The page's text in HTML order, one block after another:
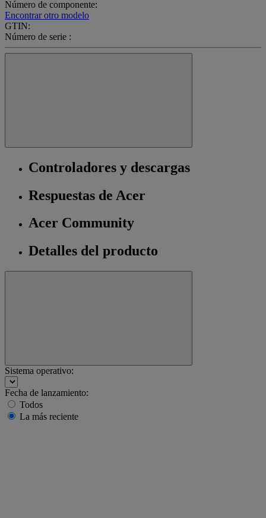
Número de componente:
Encontrar otro modelo
GTIN:
Número de serie :
Controladores y descargas
Respuestas de Acer
Acer Community
Detalles del producto
Sistema operativo:
Fecha de lanzamiento:
Todos
La más reciente